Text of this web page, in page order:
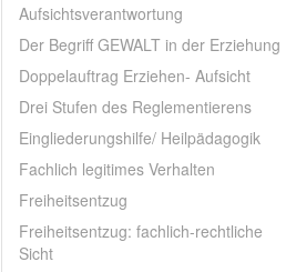
Aufsichtsverantwortung
Der Begriff GEWALT in der Erziehung
Doppelauftrag Erziehen- Aufsicht
Drei Stufen des Reglementierens
Eingliederungshilfe/ Heilpädagogik
Fachlich legitimes Verhalten
Freiheitsentzug
Freiheitsentzug: fachlich-rechtliche
Sicht